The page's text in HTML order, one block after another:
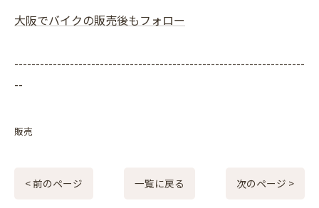
大阪でバイクの販売後もフォロー
--------------------------------------------------------------------
--
販売
< 前のページ 一覧に戻る 次のページ >